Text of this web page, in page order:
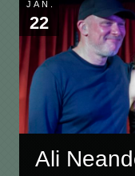
JAN.
22
Ali